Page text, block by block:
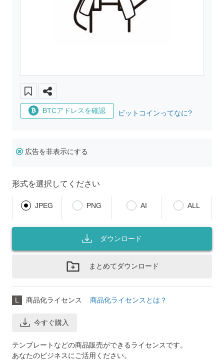
BTCアドレスを確認 ビットコインってなに?
広告を非表示にする
形式を選択してください
JPEG PNG AI ALL
ダウンロード
まとめてダウンロード
L 商品化ライセンス 商品化ライセンスとは？
今すぐ購入
テンプレートなどの商品販売ができるライセンスです。
あなたのビジネスにご活用ください。